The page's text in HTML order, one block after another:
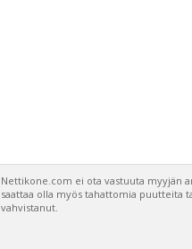
Nettikone.com ei ota vastuuta myyjän
saattaa olla myös tahattomia puutteita
vahvistanut.